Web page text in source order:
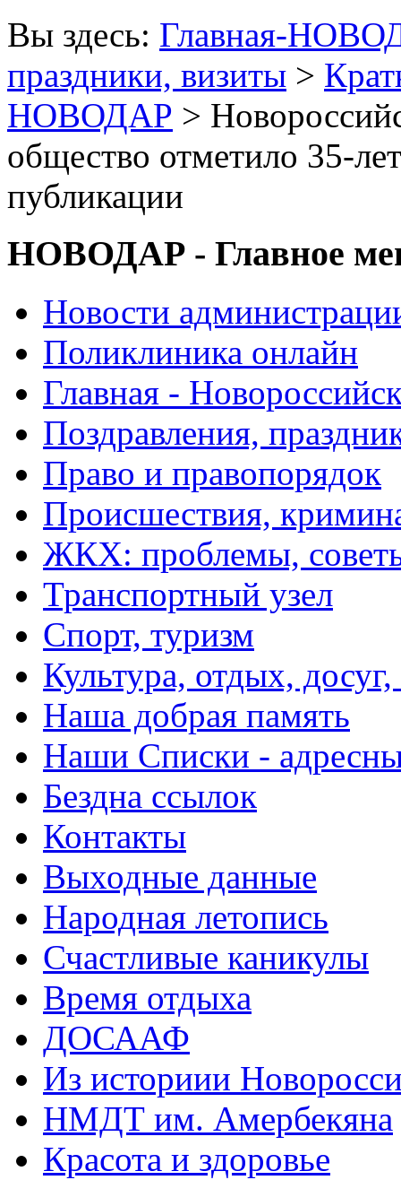
Вы здесь: Главная-
праздники, визиты >
НОВОДАР >
общество отметило 35-
публикации
НОВОДАР - Главное
Новости
Поликлиника онлайн
Главная -
Поздравления,
Право и правопорядок
Происшествия,
ЖКХ: проблемы,
Транспортный узел
Спорт, туризм
Культура, отдых,
Наша добрая память
Наши Списки -
Бездна ссылок
Контакты
Выходные данные
Народная летопись
Счастливые каникулы
Время отдыха
ДОСААФ
Из историии
НМДТ им. Амербекяна
Красота и здоровье